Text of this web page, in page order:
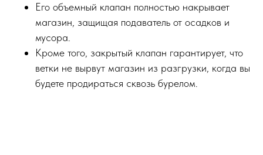
Его объемный клапан полностью накрывает
магазин, защищая подаватель от осадков и
мусора.
Кроме того, закрытый клапан гарантирует, что
ветки не вырвут магазин из разгрузки, когда вы
будете продираться сквозь бурелом.